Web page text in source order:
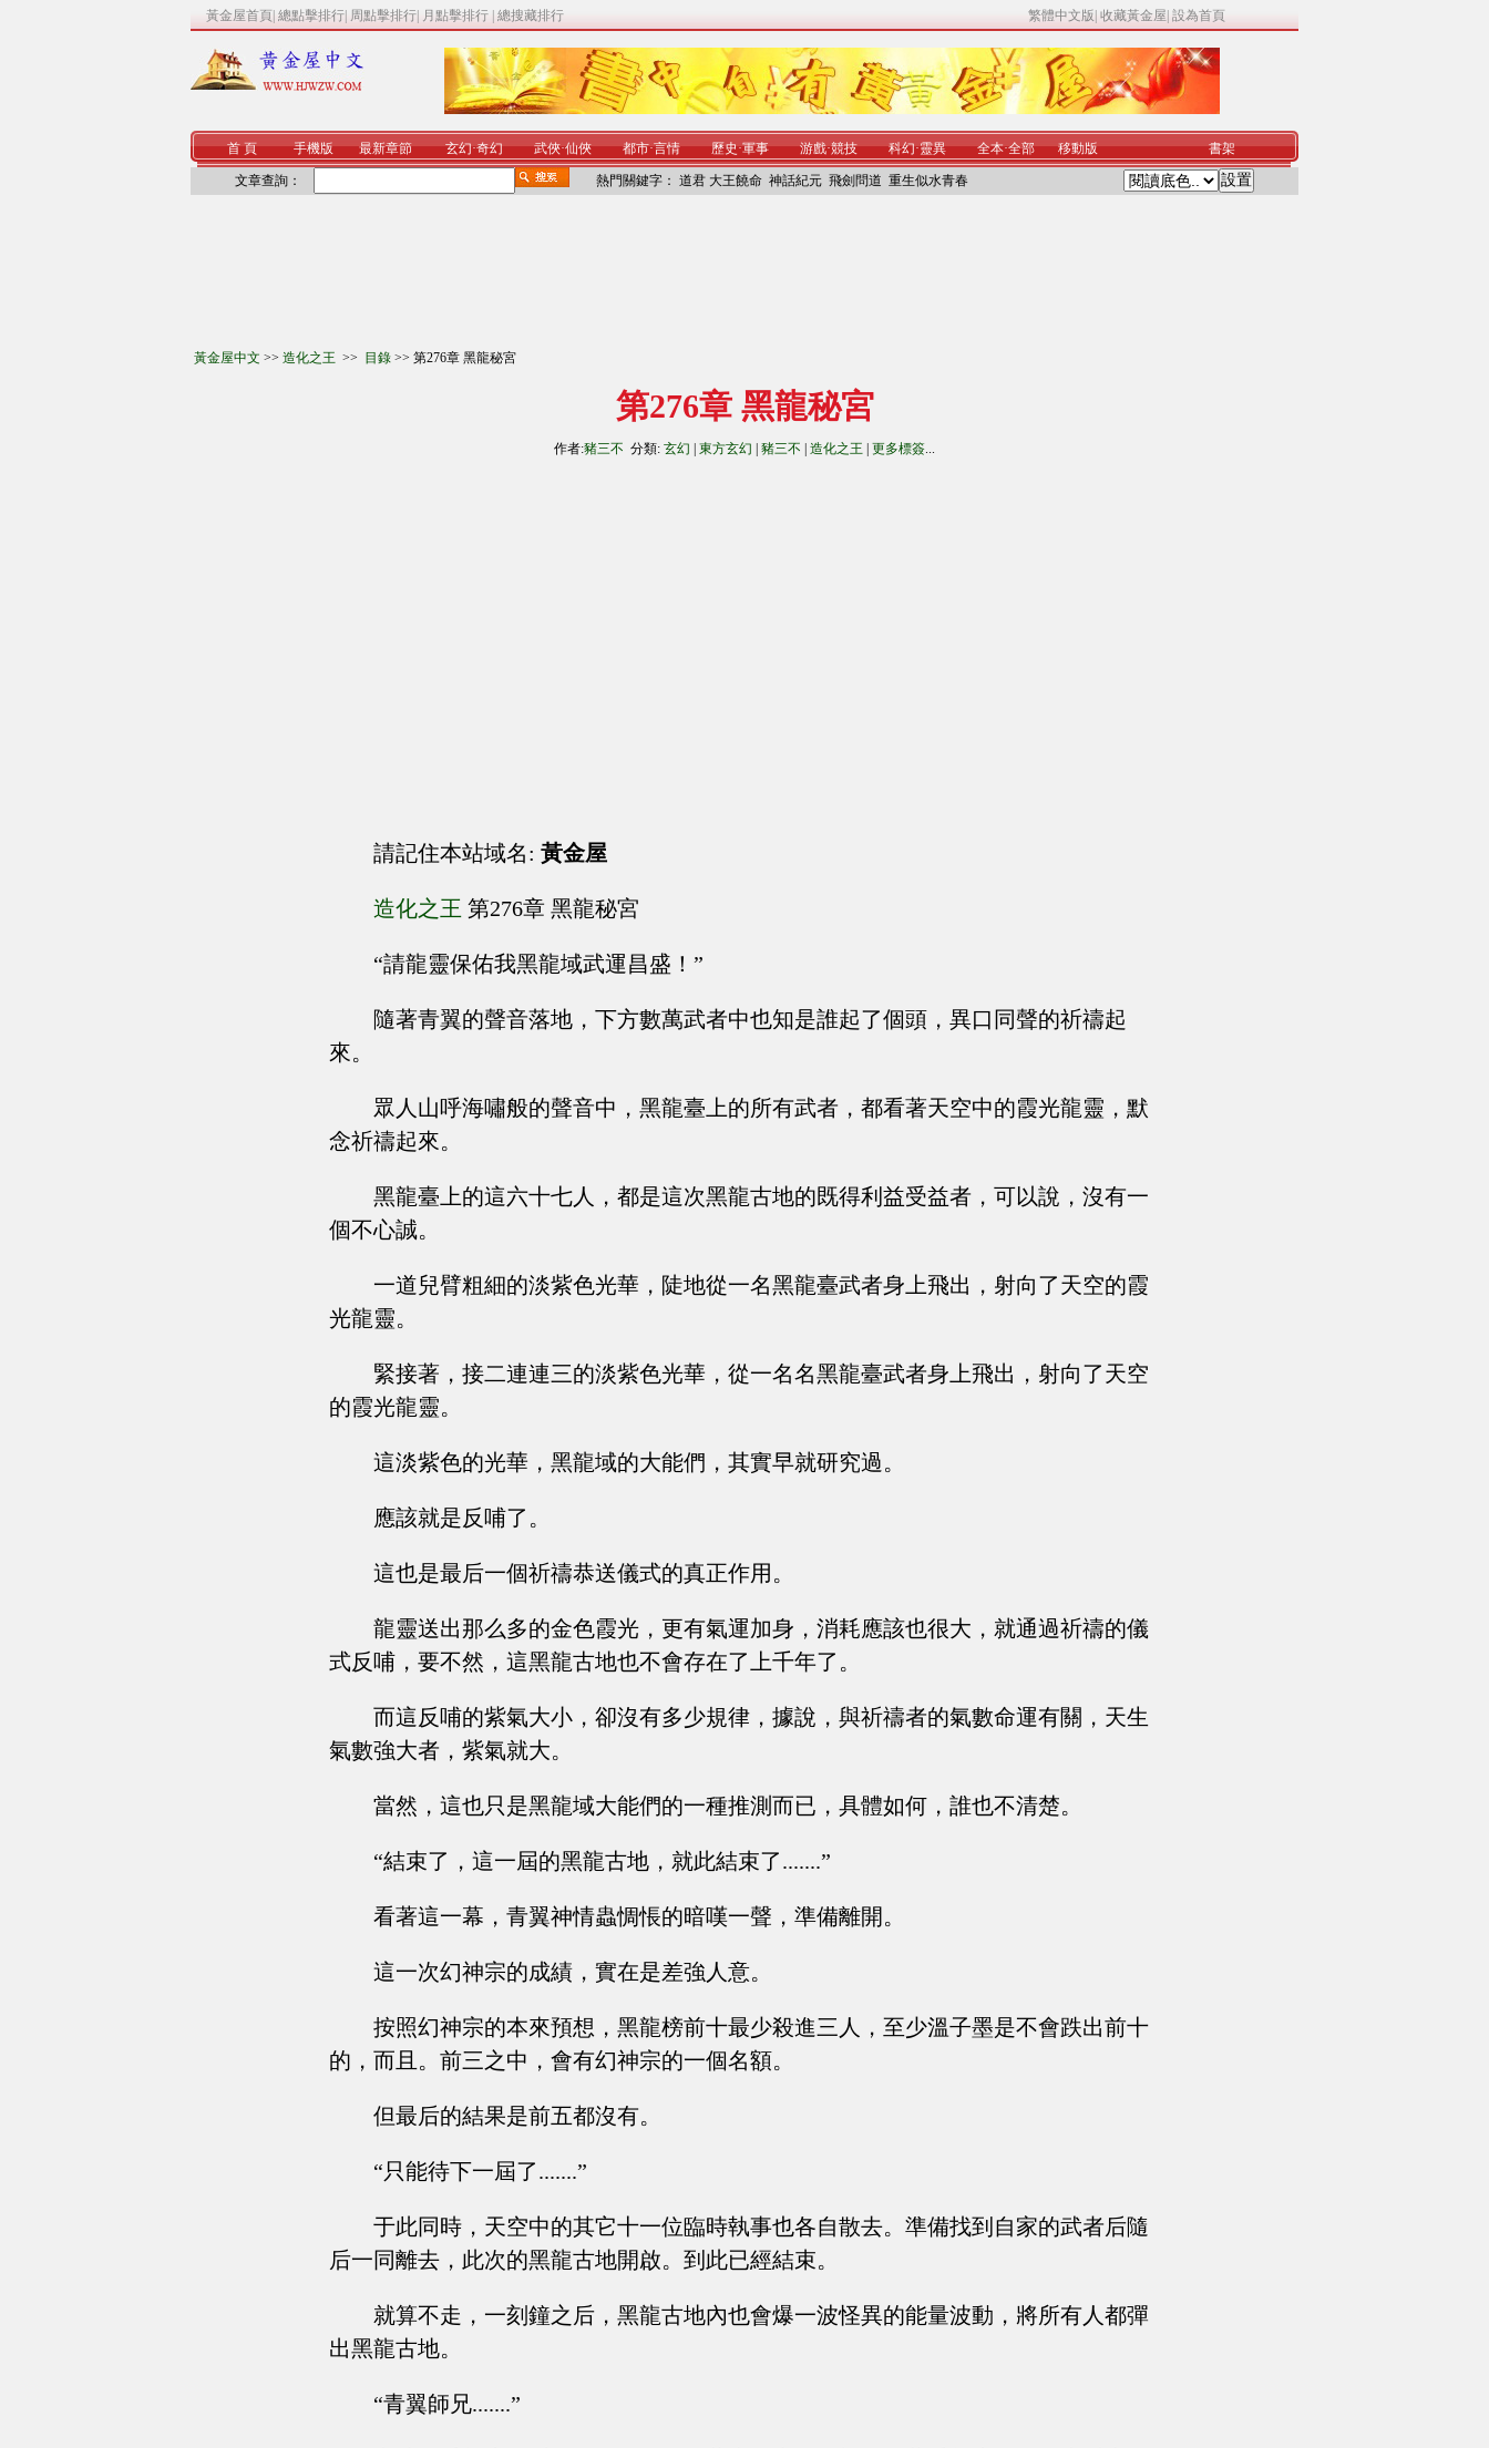
黃金屋首頁 總點擊排行 周點擊排行 月點擊排行 總搜藏排行 繁體中文版 收藏黃金屋 設為首頁
首 頁 手機版 最新章節 玄幻·奇幻 武俠·仙俠 都市·言情 歷史·軍事 游戲·競技 科幻·靈異 全本·全部 移動版 書架
文章查詢： 熱門關鍵字： 道君 大王饒命 神話紀元 飛劍問道 重生似水青春
黃金屋中文 >> 造化之王 >> 目錄 >> 第276章 黑龍秘宮
第276章 黑龍秘宮
作者:豬三不 分類: 玄幻 東方玄幻 豬三不 造化之王 更多標簽...
請記住本站域名: 黃金屋
造化之王 第276章 黑龍秘宮
“請龍靈保佑我黑龍域武運昌盛！”
隨著青翼的聲音落地，下方數萬武者中也知是誰起了個頭，異口同聲的祈禱起
來。
眾人山呼海嘯般的聲音中，黑龍臺上的所有武者，都看著天空中的霞光龍靈，默
念祈禱起來。
黑龍臺上的這六十七人，都是這次黑龍古地的既得利益受益者，可以說，沒有一
個不心誠。
一道兒臂粗細的淡紫色光華，陡地從一名黑龍臺武者身上飛出，射向了天空的霞
光龍靈。
緊接著，接二連連三的淡紫色光華，從一名名黑龍臺武者身上飛出，射向了天空
的霞光龍靈。
這淡紫色的光華，黑龍域的大能們，其實早就研究過。
應該就是反哺了。
這也是最后一個祈禱恭送儀式的真正作用。
龍靈送出那么多的金色霞光，更有氣運加身，消耗應該也很大，就通過祈禱的儀
式反哺，要不然，這黑龍古地也不會存在了上千年了。
而這反哺的紫氣大小，卻沒有多少規律，據說，與祈禱者的氣數命運有關，天生
氣數強大者，紫氣就大。
當然，這也只是黑龍域大能們的一種推測而已，具體如何，誰也不清楚。
“結束了，這一屆的黑龍古地，就此結束了.......”
看著這一幕，青翼神情蟲惆悵的暗嘆一聲，準備離開。
這一次幻神宗的成績，實在是差強人意。
按照幻神宗的本來預想，黑龍榜前十最少殺進三人，至少溫子墨是不會跌出前十
的，而且。前三之中，會有幻神宗的一個名額。
但最后的結果是前五都沒有。
“只能待下一屆了.......”
于此同時，天空中的其它十一位臨時執事也各自散去。準備找到自家的武者后隨
后一同離去，此次的黑龍古地開啟。到此已經結束。
就算不走，一刻鐘之后，黑龍古地內也會爆一波怪異的能量波動，將所有人都彈
出黑龍古地。
“青翼師兄.......”